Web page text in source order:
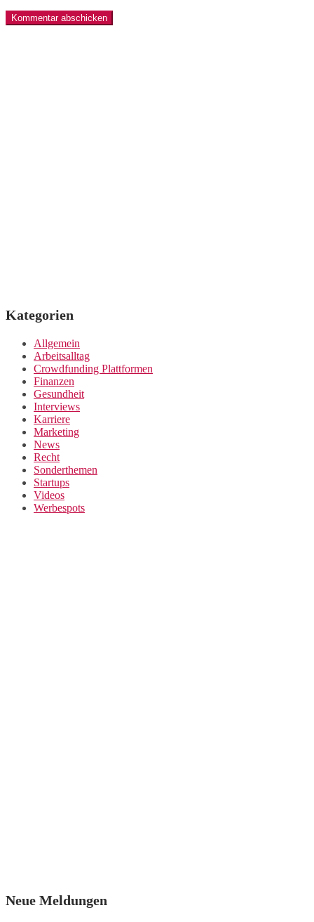
Kategorien
Allgemein
Arbeitsalltag
Crowdfunding Plattformen
Finanzen
Gesundheit
Interviews
Karriere
Marketing
News
Recht
Sonderthemen
Startups
Videos
Werbespots
Neue Meldungen